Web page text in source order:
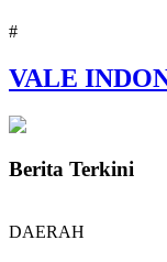
#
VALE
Berita Terkini
DAERAH